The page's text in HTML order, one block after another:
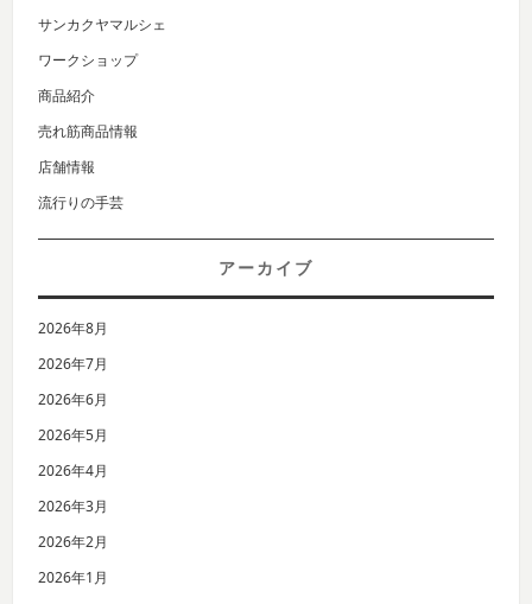
サンカクヤマルシェ
ワークショップ
商品紹介
売れ筋商品情報
店舗情報
流行りの手芸
アーカイブ
2026年8月
2026年7月
2026年6月
2026年5月
2026年4月
2026年3月
2026年2月
2026年1月